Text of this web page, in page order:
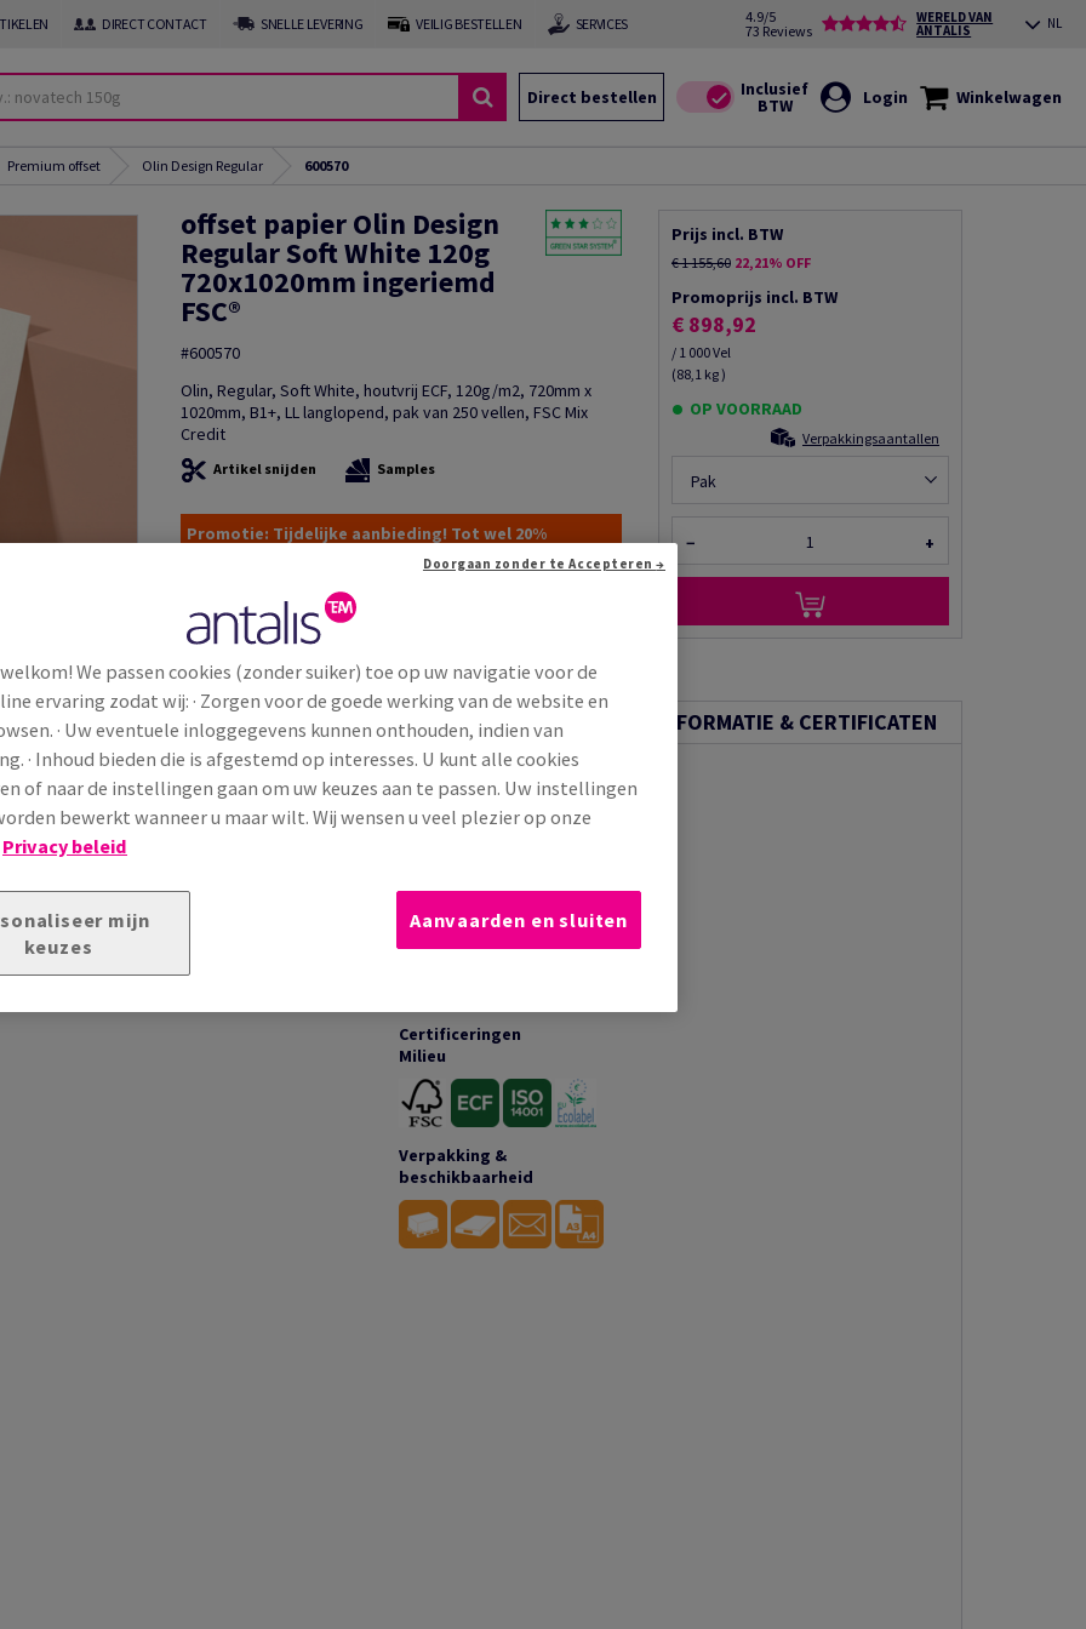
DIRECT CONTACT SNELLE LEVERING VEILIG BESTELLEN SERVICES
4.9/5
73 Reviews
WERELD VAN
ANTALIS NL
Direct bestellen Login Winkelwagen
Premium offset Olin Design Regular 600570
offset papier Olin Design
Regular Soft White 120g
720x1020mm ingeriemd
FSC®
#600570
Olin, Regular, Soft White, houtvrij ECF, 120g/m2, 720mm x
1020mm, B1+, LL langlopend, pak van 250 vellen, FSC Mix
Credit
Artikel snijden Samples
Promotie: Tijdelijke aanbieding! Tot wel 20%
Extra productinformatie
Prijs incl. BTW
€ 1 155,60 22,21% OFF
Promoprijs incl. BTW
€ 898,92
/ 1 000 Vel
(88,1 kg )
OP VOORRAAD
Verpakkingsaantallen
Pak
− +
TECHNISCHE INFORMATIE TECHNISCHE INFORMATIE & CERTIFICATEN
een glad en natuurlijk oppervlak. Het matte
drukresultaten. Ideaal voor
enprofessionele betrouwbaarheid
Toepassingen &
garanties
Bedrukking &
afwerking
Certificeringen
Milieu
Verpakking &
beschikbaarheid
We passen cookies (zonder suiker) toe op uw navigatie voor de
ervaring zodat wij: · Zorgen voor de goede werking van de website en
· Uw eventuele inloggegevens kunnen onthouden, indien van
· Inhoud bieden die is afgestemd op interesses. U kunt alle cookies
of naar de instellingen gaan om uw keuzes aan te passen. Uw instellingen
bewerkt wanneer u maar wilt. Wij wensen u veel plezier op onze
Privacy beleid
mijn
keuzes
Doorgaan zonder te Accepteren →
Aanvaarden en sluiten